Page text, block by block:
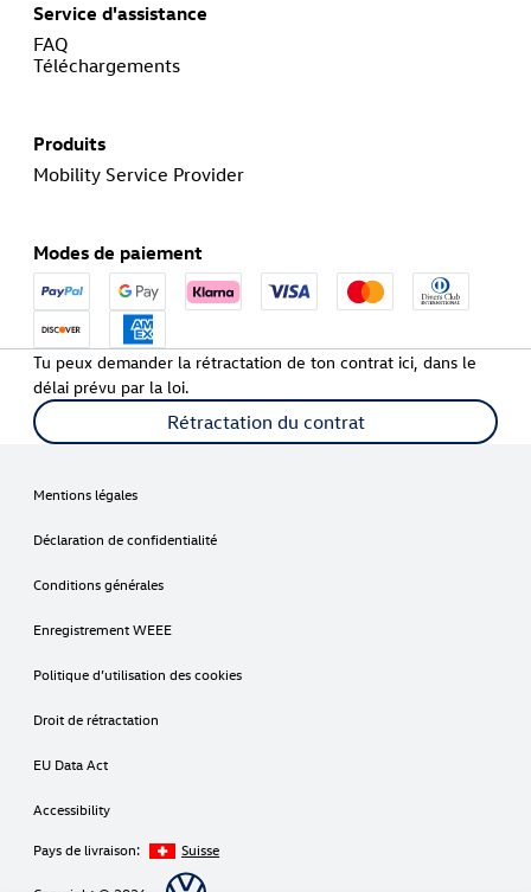
Service d'assistance
FAQ
Téléchargements
Produits
Mobility Service Provider
Modes de paiement
Tu peux demander la rétractation de ton contrat ici, dans le
délai prévu par la loi.
Rétractation du contrat
Mentions légales
Déclaration de confidentialité
Conditions générales
Enregistrement WEEE
Politique d’utilisation des cookies
Droit de rétractation
EU Data Act
Accessibility
Pays de livraison: Suisse